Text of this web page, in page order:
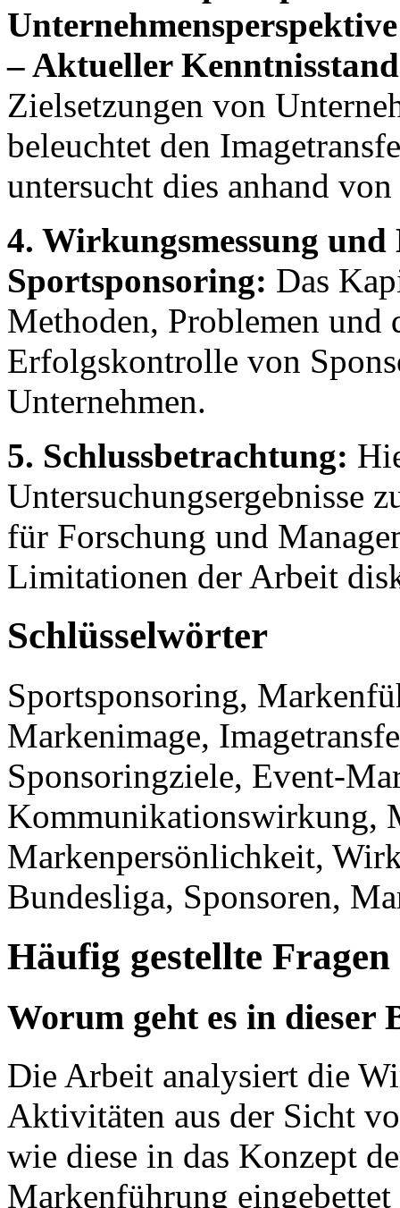
– Aktueller
Zielsetzungen von
beleuchtet den
untersucht dies anhand
4. Wirkungsmessung
Sportsponsoring: Das
Methoden, Problemen und
Erfolgskontrolle von
Unternehmen.
5. Schlussbetrachtung:
Untersuchungsergebnisse
für Forschung und
Limitationen der Arbeit
Schlüsselwörter
Sportsponsoring,
Markenimage,
Sponsoringziele, Event-
Kommunikationswirkung,
Markenpersönlichkeit,
Bundesliga, Sponsoren,
Häufig gestellte Fragen
Worum geht es in dieser
Die Arbeit analysiert die
Aktivitäten aus der Sicht
wie diese in das Konzept
Markenführung